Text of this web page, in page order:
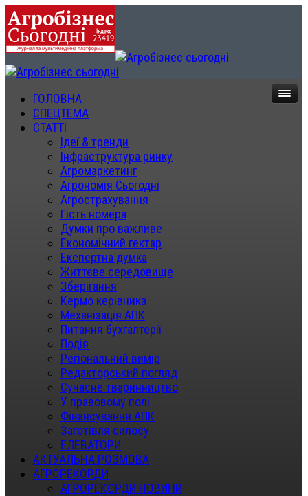
ГОЛОВНА
СПЕЦТЕМА
СТАТТІ
Ідеї & тренди
Інфраструктура ринку
Агромаркетинг
Агрономія Сьогодні
Агрострахування
Гість номера
Думки про важливе
Економічний гектар
Експертна думка
Життєве середовище
Зберігання
Кермо керівника
Механізація АПК
Питання бухгалтерії
Подія
Регіональний вимір
Редакторський погляд
Сучасне тваринництво
У правовому полі
Фінансування АПК
Заготівля силосу
ЕЛЕВАТОРИ
АКТУАЛЬНА РОЗМОВА
АГРОРЕКОРДИ
АГРОРЕКОРДИ НОВИНИ